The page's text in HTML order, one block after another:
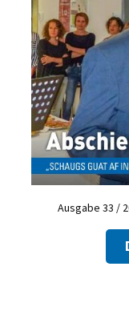
Ausgabe 33 /